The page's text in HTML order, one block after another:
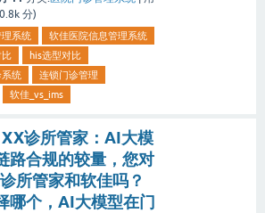
分)
系统
软佳医院信息管理系统
比
his选型对比
统
连锁门诊管理
软佳_vs_ims
诊所管家：AI大模
路合规的较量，您对
所管家和软佳吗？
哪个，AI大模型在门